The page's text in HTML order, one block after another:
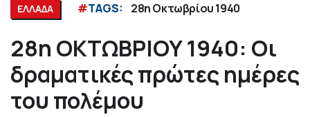
ΕΛΛΑΔΑ #TAGS: 28η Οκτωβρίου 1940
28η ΟΚΤΩΒΡΙΟΥ 1940: Oι
δραματικές πρώτες ημέρες
του πολέμου